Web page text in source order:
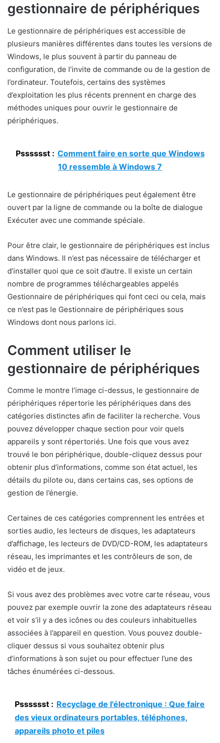
gestionnaire de périphériques
Le gestionnaire de périphériques est accessible de
plusieurs manières différentes dans toutes les versions de
Windows, le plus souvent à partir du panneau de
configuration, de l’invite de commande ou de la gestion de
l’ordinateur. Toutefois, certains des systèmes
d’exploitation les plus récents prennent en charge des
méthodes uniques pour ouvrir le gestionnaire de
périphériques.
Psssssst : Comment faire en sorte que Windows
10 ressemble à Windows 7
Le gestionnaire de périphériques peut également être
ouvert par la ligne de commande ou la boîte de dialogue
Exécuter avec une commande spéciale.
Pour être clair, le gestionnaire de périphériques est inclus
dans Windows. Il n’est pas nécessaire de télécharger et
d’installer quoi que ce soit d’autre. Il existe un certain
nombre de programmes téléchargeables appelés
Gestionnaire de périphériques qui font ceci ou cela, mais
ce n’est pas le Gestionnaire de périphériques sous
Windows dont nous parlons ici.
Comment utiliser le
gestionnaire de périphériques
Comme le montre l’image ci-dessus, le gestionnaire de
périphériques répertorie les périphériques dans des
catégories distinctes afin de faciliter la recherche. Vous
pouvez développer chaque section pour voir quels
appareils y sont répertoriés. Une fois que vous avez
trouvé le bon périphérique, double-cliquez dessus pour
obtenir plus d’informations, comme son état actuel, les
détails du pilote ou, dans certains cas, ses options de
gestion de l’énergie.
Certaines de ces catégories comprennent les entrées et
sorties audio, les lecteurs de disques, les adaptateurs
d’affichage, les lecteurs de DVD/CD-ROM, les adaptateurs
réseau, les imprimantes et les contrôleurs de son, de
vidéo et de jeux.
Si vous avez des problèmes avec votre carte réseau, vous
pouvez par exemple ouvrir la zone des adaptateurs réseau
et voir s’il y a des icônes ou des couleurs inhabituelles
associées à l’appareil en question. Vous pouvez double-
cliquer dessus si vous souhaitez obtenir plus
d’informations à son sujet ou pour effectuer l’une des
tâches énumérées ci-dessous.
Psssssst : Recyclage de l'électronique : Que faire
des vieux ordinateurs portables, téléphones,
appareils photo et piles